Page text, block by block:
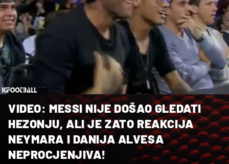
VIDEO: MESSI NIJE DOŠAO GLEDATI
HEZONJU, ALI JE ZATO REAKCIJA
NEYMARA I DANIJA ALVESA
NEPROCJENJIVA!